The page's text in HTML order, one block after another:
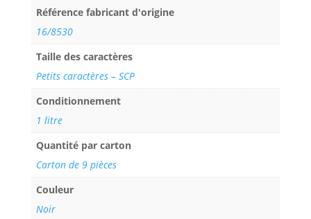
Référence fabricant d'origine
16/8530
Taille des caractères
Petits caractères – SCP
Conditionnement
1 litre
Quantité par carton
Carton de 9 pièces
Couleur
Noir